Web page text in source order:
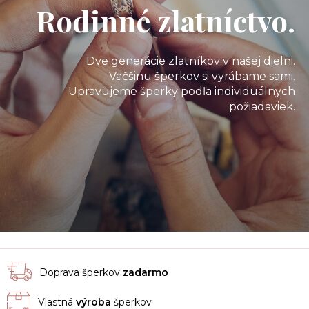
Rodinné zlatníctvo.
Dve generácie zlatníkov v našej dielni.
Väčšinu šperkov si vyrábame sami.
Upravujeme šperky podľa individuálnych
požiadaviek.
Doprava šperkov zadarmo
Vlastná výroba šperkov